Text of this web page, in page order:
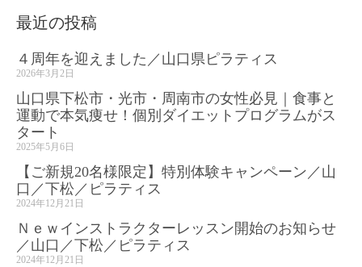
最近の投稿
４周年を迎えました／山口県ピラティス
2026年3月2日
山口県下松市・光市・周南市の女性必見｜食事と
運動で本気痩せ！個別ダイエットプログラムがス
タート
2025年5月6日
【ご新規20名様限定】特別体験キャンペーン／山
口／下松／ピラティス
2024年12月21日
Ｎｅｗインストラクターレッスン開始のお知らせ
／山口／下松／ピラティス
2024年12月21日